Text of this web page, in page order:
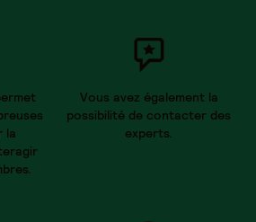
la
Vous avez également la
possibilité de contacter des
experts.